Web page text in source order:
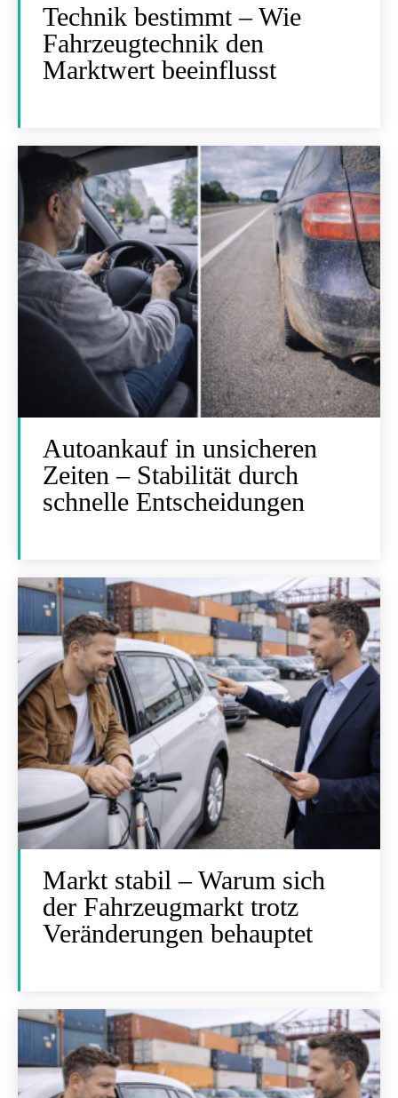
Technik bestimmt – Wie
Fahrzeugtechnik den
Marktwert beeinflusst
Autoankauf in unsicheren
Zeiten – Stabilität durch
schnelle Entscheidungen
Markt stabil – Warum sich
der Fahrzeugmarkt trotz
Veränderungen behauptet